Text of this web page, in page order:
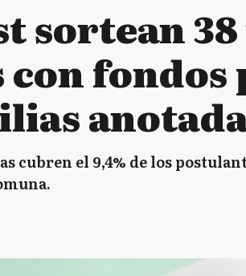
sortean
cubren el 9,4% de los